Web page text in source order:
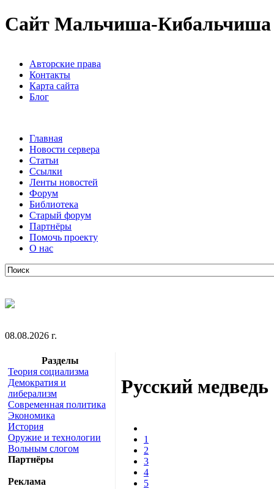
Сайт Мальчиша-Кибальчиша
Авторские права
Контакты
Карта сайта
Блог
Главная
Новости сервера
Статьи
Ссылки
Ленты новостей
Форум
Библиотека
Старый форум
Партнёры
Помочь проекту
О нас
08.08.2026 г.
Разделы
Теория социализма
Демократия и
либерализм
Современная политика
Экономика
История
Оружие и технологии
Вольным слогом
Партнёры
Реклама
Русский медведь
1
2
3
4
5